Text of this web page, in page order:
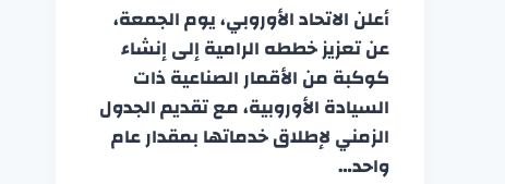
أعلن الاتحاد الأوروبي، يوم الجمعة،
عن تعزيز خططه الرامية إلى إنشاء
كوكبة من الأقمار الصناعية ذات
السيادة الأوروبية، مع تقديم الجدول
الزمني لإطلاق خدماتها بمقدار عام
واحد…